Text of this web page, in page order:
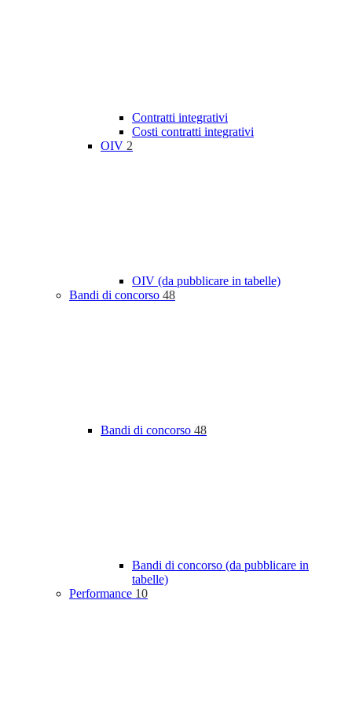
Contratti integrativi
Costi contratti integrativi
OIV 2
OIV (da pubblicare in tabelle)
Bandi di concorso 48
Bandi di concorso 48
Bandi di concorso (da pubblicare in
tabelle)
Performance 10